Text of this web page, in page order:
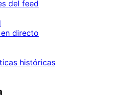
del feed
directo
históricas